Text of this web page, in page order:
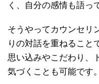
く、自分の感情も語っ
そうやってカウンセリ
りの対話を重ねること
思い込みやこだわり、
気づくことも可能です。